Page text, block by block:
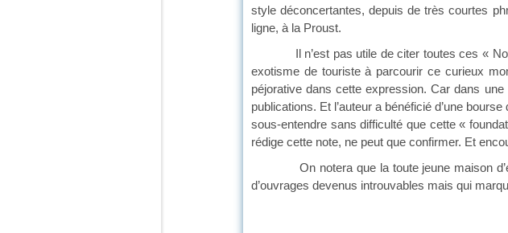
style déconcertantes, depuis de très courtes
ligne, à la Proust.
Il n’est pas utile de citer toutes ces «
exotisme de touriste à parcourir ce curieux
péjorative dans cette expression. Car dans
publications. Et l’auteur a bénéficié d’une
sous-entendre sans difficulté que cette «
rédige cette note, ne peut que confirmer. Et
On notera que la toute jeune maison
d’ouvrages devenus